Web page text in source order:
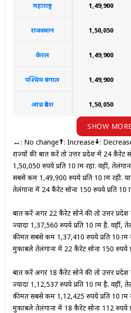
महाराष्ट्र ₹1,49,900
राजस्थान ₹1,50,050
केरल ₹1,49,900
पश्चिम बंगाल ₹1,49,900
आंध्र प्रदेश ₹1,50,050
SHOW
↔: No change : Increase :
राज्यों की बात करें तो उत्तर प्रदेश में 24 कैरेट
1,50,050 रुपये प्रति 10 ग्राम रहा. वहीं,
सबसे कम 1,49,900 रुपये प्रति 10 ग्राम रही.
तेलंगाना में 24 कैरेट सोना 150 रुपये प्रति 10
बात करें अगर 22 कैरेट सोने की तो उत्तर
ज्यादा 1,37,560 रुपये प्रति 10 ग्राम है.
कीमत सबसे कम 1,37,410 रुपये प्रति 10 ग्राम
मुकाबले तेलंगाना में 22 कैरेट सोना 150 रुपये
बात करें अगर 18 कैरेट सोने की तो उत्तर
ज्यादा 1,12,537 रुपये प्रति 10 ग्राम है.
कीमत सबसे कम 1,12,425 रुपये प्रति 10 ग्राम
मुकाबले तेलंगाना में 18 कैरेट सोना 112 रुपये